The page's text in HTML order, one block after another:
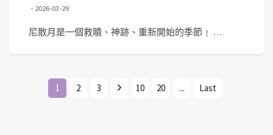
2026-03-29
尼散月是一個救贖、神跡、重新開始的季節﹗ …
1 2 3 10 20 ... Last